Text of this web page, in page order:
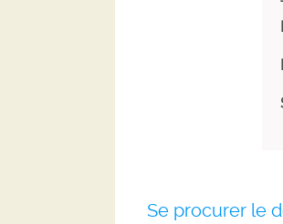
Se procurer le